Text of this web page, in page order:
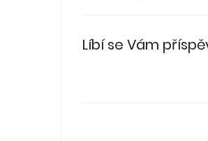
Líbí se Vám